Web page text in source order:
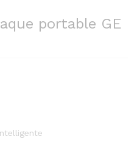
portable GE